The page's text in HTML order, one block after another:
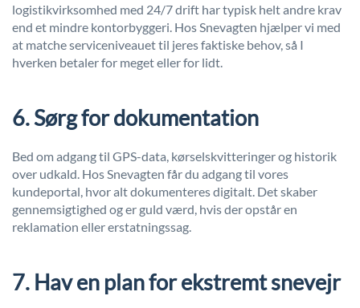
logistikvirksomhed med 24/7 drift har typisk helt andre krav
end et mindre kontorbyggeri. Hos Snevagten hjælper vi med
at matche serviceniveauet til jeres faktiske behov, så I
hverken betaler for meget eller for lidt.
6. Sørg for dokumentation
Bed om adgang til GPS-data, kørselskvitteringer og historik
over udkald. Hos Snevagten får du adgang til vores
kundeportal, hvor alt dokumenteres digitalt. Det skaber
gennemsigtighed og er guld værd, hvis der opstår en
reklamation eller erstatningssag.
7. Hav en plan for ekstremt snevejr